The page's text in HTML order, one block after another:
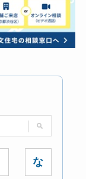
な